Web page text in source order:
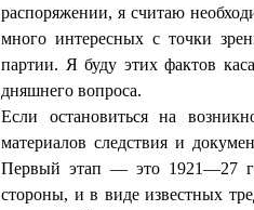
распоряжении, я считаю
много интересных с точки
партии. Я буду этих фактов
дняшнего вопроса.
Если остановиться на
материалов следствия и
Первый этап — это 1921—27
стороны, и в виде известных